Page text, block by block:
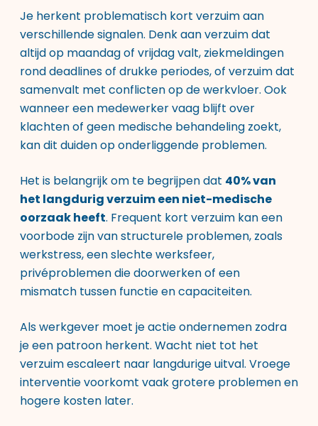
Je herkent problematisch kort verzuim aan
verschillende signalen. Denk aan verzuim dat
altijd op maandag of vrijdag valt, ziekmeldingen
rond deadlines of drukke periodes, of verzuim dat
samenvalt met conflicten op de werkvloer. Ook
wanneer een medewerker vaag blijft over
klachten of geen medische behandeling zoekt,
kan dit duiden op onderliggende problemen.
Het is belangrijk om te begrijpen dat 40% van
het langdurig verzuim een niet-medische
oorzaak heeft. Frequent kort verzuim kan een
voorbode zijn van structurele problemen, zoals
werkstress, een slechte werksfeer,
privéproblemen die doorwerken of een
mismatch tussen functie en capaciteiten.
Als werkgever moet je actie ondernemen zodra
je een patroon herkent. Wacht niet tot het
verzuim escaleert naar langdurige uitval. Vroege
interventie voorkomt vaak grotere problemen en
hogere kosten later.